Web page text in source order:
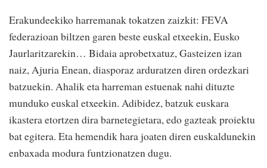
Erakundeekiko harremanak tokatzen zaizkit: FEVA
federazioan biltzen garen beste euskal etxeekin, Eusko
Jaurlaritzarekin… Bidaia aprobetxatuz, Gasteizen izan
naiz, Ajuria Enean, diasporaz arduratzen diren ordezkari
batzuekin. Ahalik eta harreman estuenak nahi dituzte
munduko euskal etxeekin. Adibidez, batzuk euskara
ikastera etortzen dira barnetegietara, edo gazteak proiektu
bat egitera. Eta hemendik hara joaten diren euskaldunekin
enbaxada modura funtzionatzen dugu.